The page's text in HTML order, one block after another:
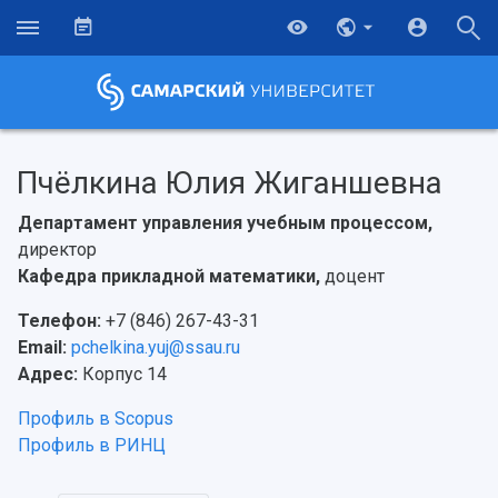
НАЗАД
Пчёлкина Юлия Жиганшевна
Департамент управления учебным процессом,
директор
Кафедра прикладной математики, доцент
Телефон: +7 (846) 267-43-31
Email: pchelkina.yuj@ssau.ru
Адрес: Корпус 14
Профиль в Scopus
Профиль в РИНЦ